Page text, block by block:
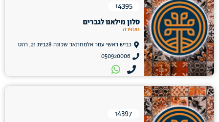
14395
סלון מילאנו לגברים
מספרה
כביש ראשי עמר אלמחתאר שכונה 28בית 21, רהט
050920006
14397